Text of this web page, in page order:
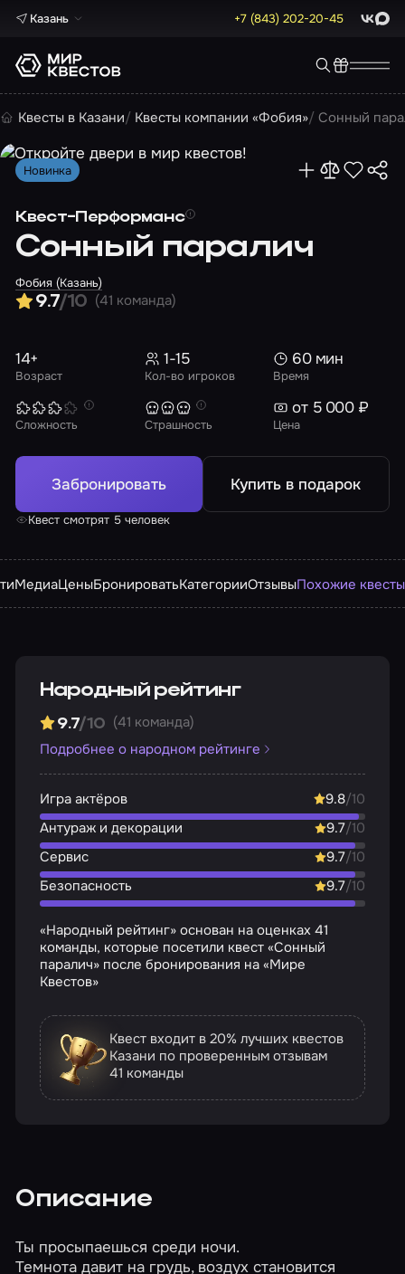
Казань +7 (843) 202-20-45 Max
Квесты в Казани Квесты компании «Фобия» Сонный
Новинка
Квест-Перформанс
Сонный паралич
Фобия (Казань)
9.7/10 (41 команда)
Возраст
14+
Кол-во игроков
1-15
Время
60 мин
Сложность Страшность Цена
от 5 000 ₽
Забронировать Купить в подарок
Квест смотрят 5 человек
МедиаЦеныБронироватьКатегорииОтзывыПохожие квесты
Народный рейтинг
9.7/10 (41 команда)
Подробнее о народном рейтинге
Игра актёров 9.8/10
Антураж и декорации
9.7/10
Сервис
9.7/10
Безопасность
9.7/10
«Народный рейтинг» основан на оценках 41
команды, которые посетили квест «Сонный
паралич» после бронирования на «Мире
Квестов»
Квест входит в 20% лучших квестов
Казани по проверенным отзывам
41 команды
Описание
Ты просыпаешься среди ночи.
Темнота давит на грудь, воздух становится